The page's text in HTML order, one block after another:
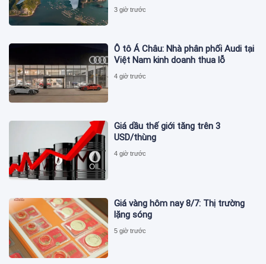
3 giờ trước
Ô tô Á Châu: Nhà phân phối Audi tại
Việt Nam kinh doanh thua lỗ
4 giờ trước
Giá dầu thế giới tăng trên 3
USD/thùng
4 giờ trước
Giá vàng hôm nay 8/7: Thị trường
lặng sóng
5 giờ trước